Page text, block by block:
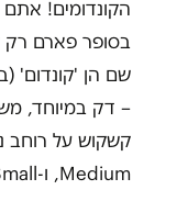
הקונדומים!
בסופר פארם רק
שם הן 'קונדום'
– דק במיוחד,
,Medium ו-Small? ומה זה לעזאזל רוחב נומינלי?